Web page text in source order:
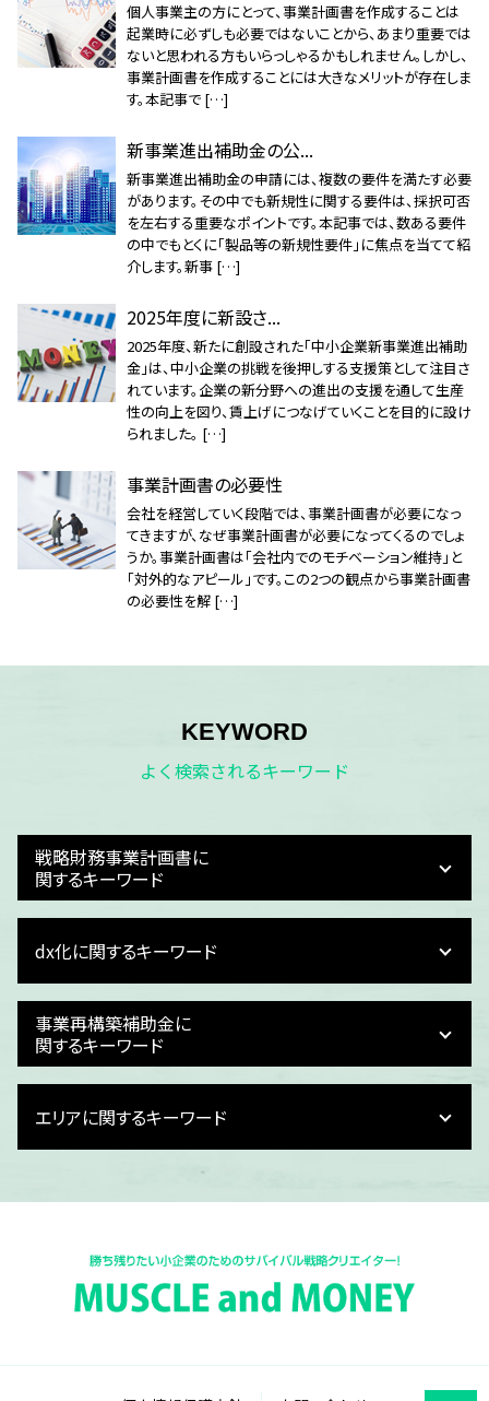
個人事業主の方にとって、事業計画書を作成することは
起業時に必ずしも必要ではないことから、あまり重要では
ないと思われる方もいらっしゃるかもしれません。しかし、
事業計画書を作成することには大きなメリットが存在しま
す。本記事で […]
新事業進出補助金の公...
新事業進出補助金の申請には、複数の要件を満たす必要
があります。その中でも新規性に関する要件は、採択可否
を左右する重要なポイントです。本記事では、数ある要件
の中でもとくに「製品等の新規性要件」に焦点を当てて紹
介します。新事 […]
2025年度に新設さ...
2025年度、新たに創設された「中小企業新事業進出補助
金」は、中小企業の挑戦を後押しする支援策として注目さ
れています。企業の新分野への進出の支援を通して生産
性の向上を図り、賃上げにつなげていくことを目的に設け
られました。 […]
事業計画書の必要性
会社を経営していく段階では、事業計画書が必要になっ
てきますが、なぜ事業計画書が必要になってくるのでしょ
うか。事業計画書は「会社内でのモチベーション維持」と
「対外的なアピール」です。この2つの観点から事業計画書
の必要性を解 […]
KEYWORD
よく検索されるキーワード
戦略財務事業計画書に
関するキーワード
事業計画 立て方
事業計画 作り方
資金繰り 損益
財務計画 立て方
事業計画 進捗管理
企業 財務計画
財務計画
事業計画 売上予測
資金繰り
dx化に関するキーワード
予実管理 dx化
経理 dx
dx化 業務
dx化 進まない
経費精算 dx化
dx メリット
dx化 予算
dx 失敗
dx化 課題
dx化 人事
事業再構築補助金に
関するキーワード
事業再構築補助金 対象
事業再構築補助金 内容
事業再構築補助金 ルール
事業再構築補助金 いつまで続く
事業再構築補助金 目的
事業再構築補助金 個人事業主 上限
事業再構築補助金 とは
エリアに関するキーワード
石川県 事業再構築補助金 相談
福井県 事業再構築補助金申請
富山県 給与計算 dx化
福井県 事業再構築補助金 相談
福井県 損益計画書作成